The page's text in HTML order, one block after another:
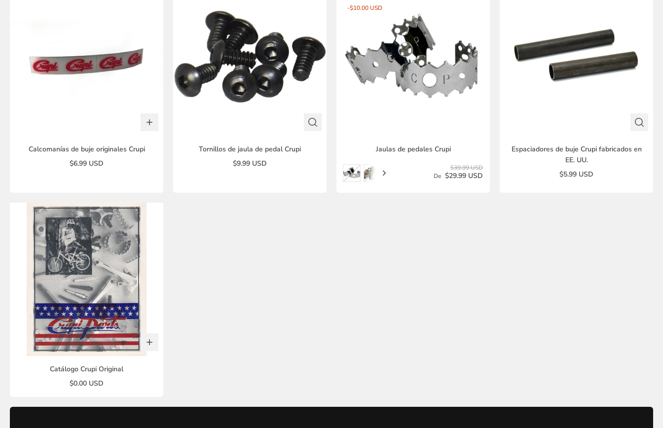
Calcomanías de buje originales Crupi
$6.99 USD
Tornillos de jaula de pedal Crupi
$9.99 USD
-$10.00 USD
Jaulas de pedales Crupi
De $29.99 USD
$39.99 USD
Espaciadores de buje Crupi fabricados en
EE. UU.
$5.99 USD
Catálogo Crupi Original
$0.00 USD